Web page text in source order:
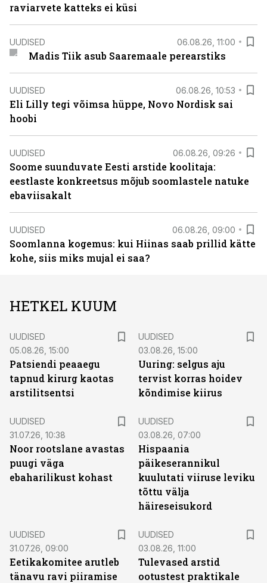
raviarvete katteks ei küsi
UUDISED 06.08.26, 11:00
Madis Tiik asub Saaremaale perearstiks
UUDISED 06.08.26, 10:53
Eli Lilly tegi võimsa hüppe, Novo Nordisk sai
hoobi
UUDISED 06.08.26, 09:26
Soome suunduvate Eesti arstide koolitaja:
eestlaste konkreetsus mõjub soomlastele natuke
ebaviisakalt
UUDISED 06.08.26, 09:00
Soomlanna kogemus: kui Hiinas saab prillid kätte
kohe, siis miks mujal ei saa?
HETKEL KUUM
UUDISED
05.08.26, 15:00
Patsiendi peaaegu
tapnud kirurg kaotas
arstilitsentsi
UUDISED
03.08.26, 15:00
Uuring: selgus aju
tervist korras hoidev
kõndimise kiirus
UUDISED
31.07.26, 10:38
Noor rootslane avastas
puugi väga
ebaharilikust kohast
UUDISED
03.08.26, 07:00
Hispaania
päikeserannikul
kuulutati viiruse leviku
tõttu välja
häireseisukord
UUDISED
31.07.26, 09:00
Eetikakomitee arutleb
tänavu ravi piiramise
UUDISED
03.08.26, 11:00
Tulevased arstid
ootustest praktikale